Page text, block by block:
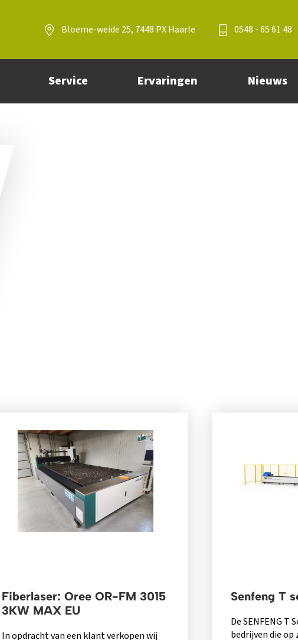
Bloeme-weide 25, 7448 PX Haarle 0548 - 65 61 48
Service Ervaringen Nieuws
Fiberlaser: Oree OR-FM 3015
3KW MAX EU
In opdracht van een klant verkopen wij
Senfeng T
De SENFENG T
bedrijven die op